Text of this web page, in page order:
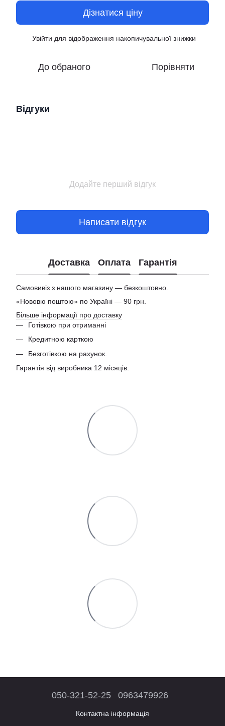
Дізнатися ціну
Увійти для відображення накопичувальної знижки
До обраного Порівняти
Відгуки
Додайте перший відгук
Написати відгук
Доставка Оплата Гарантія
Самовивіз з нашого магазину — безкоштовно.
«Нововю поштою» по Україні — 90 грн.
Більше інформації про доставку
Готівкою при отриманні
Кредитною карткою
Безготівкою на рахунок.
Гарантія від виробника 12 місяців.
050-321-52-25 0963479926
Контактна інформація